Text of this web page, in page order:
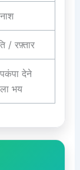
/ रफ़्तार
देने
भय